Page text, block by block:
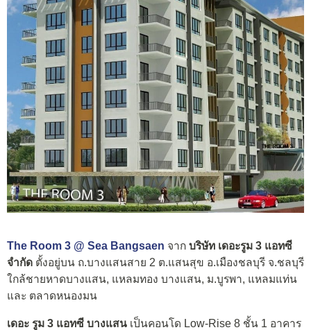
The Room 3 @ Sea Bangsaen จาก บริษัท เดอะรูม 3 แอทซี
จำกัด ตั้งอยู่บน ถ.บางแสนสาย 2 ต.แสนสุข อ.เมืองชลบุรี จ.ชลบุรี
ใกล้ชายหาดบางแสน, แหลมทอง บางแสน, ม.บูรพา, แหลมแท่น
และ ตลาดหนองมน
เดอะ รูม 3 แอทซี บางแสน เป็นคอนโด Low-Rise 8 ชั้น 1 อาคาร